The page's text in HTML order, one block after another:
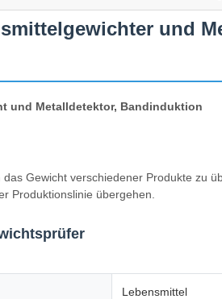
und
und Metalldetektor, Bandinduktion
Gewicht verschiedener Produkte zu
Produktionslinie übergehen.
Lebensmittel